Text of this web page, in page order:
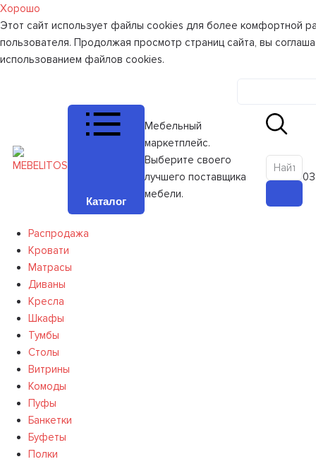
Хорошо
Этот сайт использует файлы cookies для более комфортной
пользователя. Продолжая просмотр страниц сайта, вы
использованием файлов cookies.
Каталог
Мебельный
маркетплейс.
Выберите своего
лучшего поставщика
мебели.
0
Распродажа
Кровати
Матрасы
Диваны
Кресла
Шкафы
Тумбы
Столы
Витрины
Комоды
Пуфы
Банкетки
Буфеты
Полки